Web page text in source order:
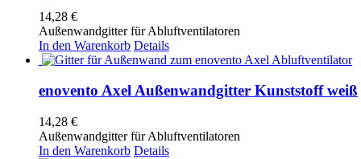
14,28 €
Außenwandgitter für Abluftventilatoren
In den Warenkorb Details
enovento Axel Außenwandgitter Kunststoff weiß
14,28 €
Außenwandgitter für Abluftventilatoren
In den Warenkorb Details